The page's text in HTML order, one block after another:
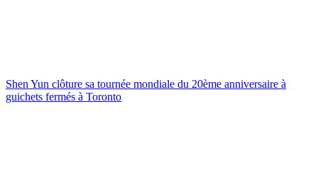
Shen Yun clôture sa tournée mondiale du 20ème anniversaire à
guichets fermés à Toronto